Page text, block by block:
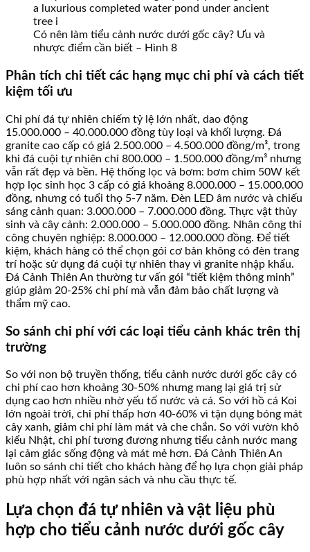
Có nên làm tiểu cảnh nước dưới gốc cây? Ưu và
nhược điểm cần biết – Hình 8
Phân tích chi tiết các hạng mục chi phí và cách tiết
kiệm tối ưu
Chi phí đá tự nhiên chiếm tỷ lệ lớn nhất, dao động
15.000.000 – 40.000.000 đồng tùy loại và khối lượng. Đá
granite cao cấp có giá 2.500.000 – 4.500.000 đồng/m³, trong
khi đá cuội tự nhiên chỉ 800.000 – 1.500.000 đồng/m³ nhưng
vẫn rất đẹp và bền. Hệ thống lọc và bơm: bơm chìm 50W kết
hợp lọc sinh học 3 cấp có giá khoảng 8.000.000 – 15.000.000
đồng, nhưng có tuổi thọ 5-7 năm. Đèn LED âm nước và chiếu
sáng cảnh quan: 3.000.000 – 7.000.000 đồng. Thực vật thủy
sinh và cây cảnh: 2.000.000 – 5.000.000 đồng. Nhân công thi
công chuyên nghiệp: 8.000.000 – 12.000.000 đồng. Để tiết
kiệm, khách hàng có thể chọn gói cơ bản không có đèn trang
trí hoặc sử dụng đá cuội tự nhiên thay vì granite nhập khẩu.
Đá Cảnh Thiên An thường tư vấn gói “tiết kiệm thông minh”
giúp giảm 20-25% chi phí mà vẫn đảm bảo chất lượng và
thẩm mỹ cao.
So sánh chi phí với các loại tiểu cảnh khác trên thị
trường
So với non bộ truyền thống, tiểu cảnh nước dưới gốc cây có
chi phí cao hơn khoảng 30-50% nhưng mang lại giá trị sử
dụng cao hơn nhiều nhờ yếu tố nước và cá. So với hồ cá Koi
lớn ngoài trời, chi phí thấp hơn 40-60% vì tận dụng bóng mát
cây xanh, giảm chi phí làm mát và che chắn. So với vườn khô
kiểu Nhật, chi phí tương đương nhưng tiểu cảnh nước mang
lại cảm giác sống động và mát mẻ hơn. Đá Cảnh Thiên An
luôn so sánh chi tiết cho khách hàng để họ lựa chọn giải pháp
phù hợp nhất với ngân sách và nhu cầu thực tế.
Lựa chọn đá tự nhiên và vật liệu phù
hợp cho tiểu cảnh nước dưới gốc cây